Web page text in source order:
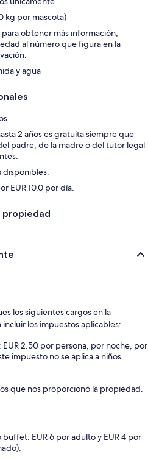
kg por mascota)
obtener más información,
al número que figura en la
y agua
2 años es gratuita siempre que
padre, de la madre o del tutor legal
disponibles.
EUR 10.0 por día.
propiedad
los siguientes cargos en la
los impuestos aplicables:
2.50 por persona, por noche, por
impuesto no se aplica a niños
que nos proporcionó la propiedad.
EUR 6 por adulto y EUR 4 por